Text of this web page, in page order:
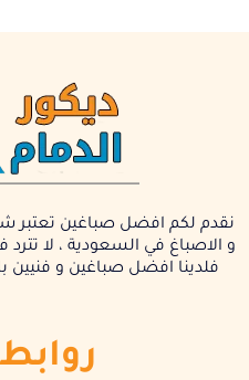
نقدم لكم افضل صباغين تعتبر
و الاصباغ في السعودية ، لا
فلدينا افضل صباغين و فنيين